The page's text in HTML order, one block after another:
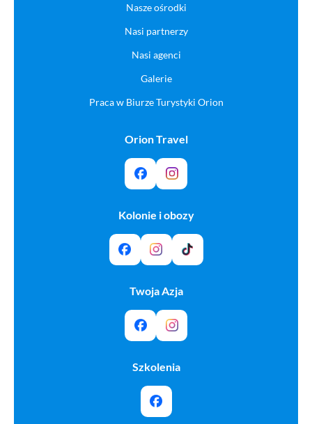
Nasze ośrodki
Nasi partnerzy
Nasi agenci
Galerie
Praca w Biurze Turystyki Orion
Orion Travel
Kolonie i obozy
Twoja Azja
Szkolenia